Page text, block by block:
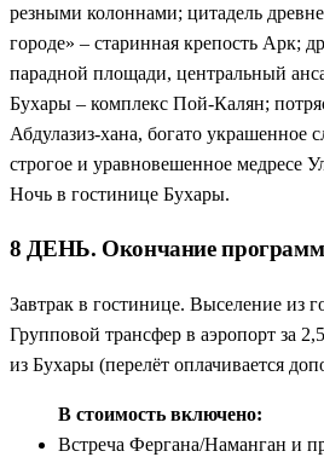
резными колоннами; цитадель
городе» – старинная крепость Арк;
парадной площади, центральный
Бухары – комплекс Пой-Калян;
Абдулазиз-хана, богато
строгое и уравновешенное медресе
Ночь в гостинице Бухары.
8 ДЕНЬ. Окончание
Завтрак в гостинице. Выселение из
Групповой трансфер в аэропорт за
из Бухары (перелёт оплачивается
В стоимость включено:
Встреча Фергана/Наманган и